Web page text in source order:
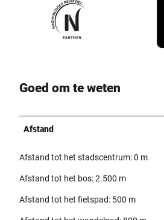
Goed om te weten
Afstand
Afstand tot het stadscentrum: 0 m
Afstand tot het bos: 2.500 m
Afstand tot het fietspad: 500 m